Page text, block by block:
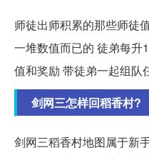
师徒出师积累的那些师徒
一堆数值而已的 徒弟每升
值和奖励 带徒弟一起组队
剑网三怎样回稻香村?
剑网三稻香村地图属于新